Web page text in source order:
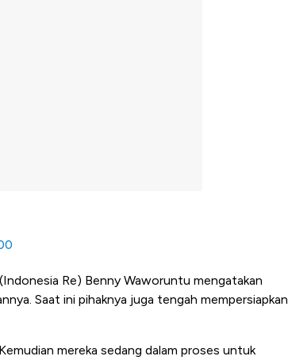
Re) Benny Waworuntu mengatakan
Saat ini pihaknya juga tengah mempersiapkan
mereka sedang dalam proses untuk